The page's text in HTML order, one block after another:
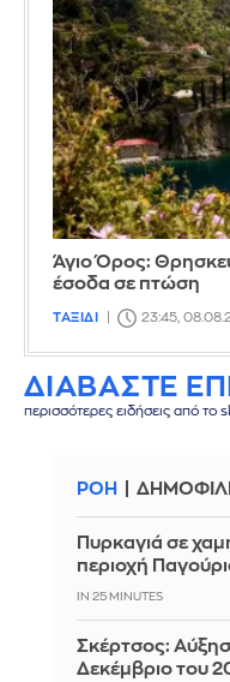
Άγιο Όρος:
έσοδα σε πτώση
ΤΑΞΙΔΙ 23:45,
ΔΙΑΒΑΣΤΕ
περισσότερες ειδήσεις από το
ΡΟΗ
Πυρκαγιά σε
περιοχή
IN 25 MINUTES
Σκέρτσος:
Δεκέμβριο του